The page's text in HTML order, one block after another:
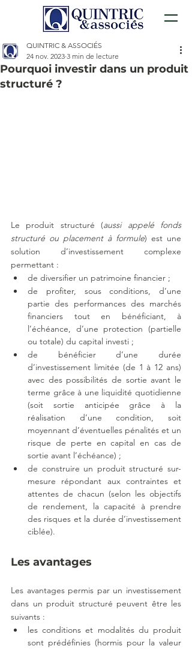
Pourquoi investir dans un produit
structuré ?
QUINTRIC & ASSOCIÉS
24 nov. 2023 3 min de lecture
Le produit structuré (aussi appelé fonds
structuré ou placement à formule) est une
solution d’investissement complexe
permettant :
de diversifier un patrimoine financier ;
de profiter, sous conditions, d’une
partie des performances des marchés
financiers tout en bénéficiant, à
l’échéance, d’une protection (partielle
ou totale) du capital investi ;
de bénéficier d’une durée
d’investissement limitée (de 1 à 12 ans)
avec des possibilités de sortie avant le
terme grâce à une liquidité quotidienne
(soit sortie anticipée grâce à la
réalisation d’une condition, soit
moyennant d’éventuelles pénalités et un
risque de perte en capital en cas de
sortie avant l’échéance) ;
de construire un produit structuré sur-
mesure répondant aux contraintes et
attentes de chacun (selon les objectifs
de rendement, la capacité à prendre
des risques et la durée d’investissement
ciblée).
Les avantages
Les avantages permis par un investissement
dans un produit structuré peuvent être les
suivants :
les conditions et modalités du produit
sont prédéfinies (hormis pour la valeur